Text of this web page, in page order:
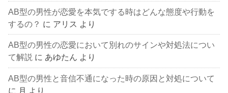
AB型の男性が恋愛を本気でする時はどんな態度や行動を
するの？ に アリス より
AB型の男性の恋愛において別れのサインや対処法につい
て解説 に あゆたん より
AB型の男性と音信不通になった時の原因と対処について
に 月 より